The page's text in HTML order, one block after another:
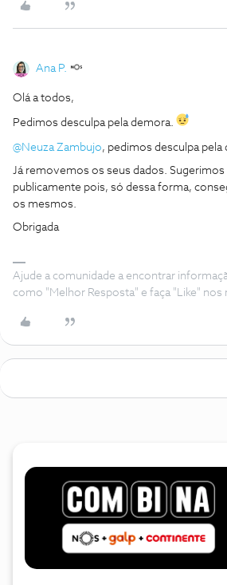
Ana P.
Olá a todos,
Pedimos desculpa pela demora.
@Neuza Zambujo, pedimos desculpa pela
Já removemos os seus dados. Sugerimos
publicamente pois, só dessa forma,
os mesmos.
Obrigada
Ajude a comunidade a encontrar
como "Melhor Resposta" e faça "Like"